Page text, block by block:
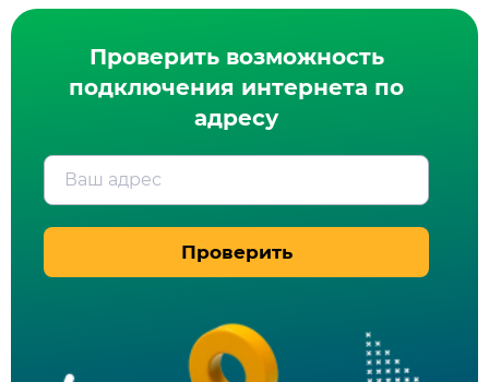
Проверить возможность
подключения интернета по
адресу
Ваш адрес
Проверить